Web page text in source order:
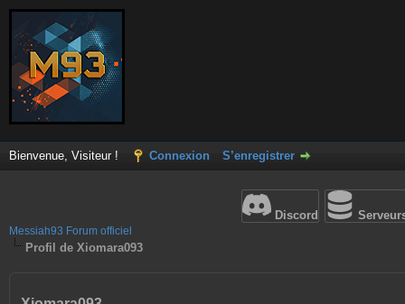
Bienvenue, Visiteur ! Connexion S’enregistrer
Discord
Messiah93 Forum officiel
Profil de Xiomara093